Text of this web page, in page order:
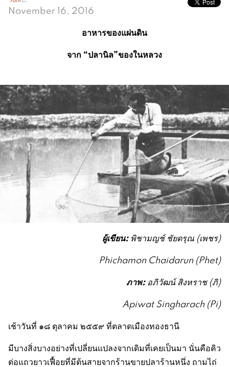
November 16, 2016
อาหารของแผ่นดิน
จาก “ปลานิล”ของในหลวง
ผู้เขียน:พิชามญช์ ชัยดรุณ (เพชร)
Phichamon Chaidarun (Phet)
ภาพ:อภิวัฒน์ สิงหราช (ภิ)
Apiwat Singharach (Pi)
เช้าวันที่ ๑๘ ตุลาคม ๒๕๕๙ ที่ตลาดเมืองทองธานี
มีบางสิ่งบางอย่างที่เปลี่ยนแปลงจากเดิมที่เคยเป็นมา นั่นคือคิว
ต่อแถวยาวเฟื้อยที่มีต้นสายจากร้านขายปลาร้านหนึ่ง ถามไถ่